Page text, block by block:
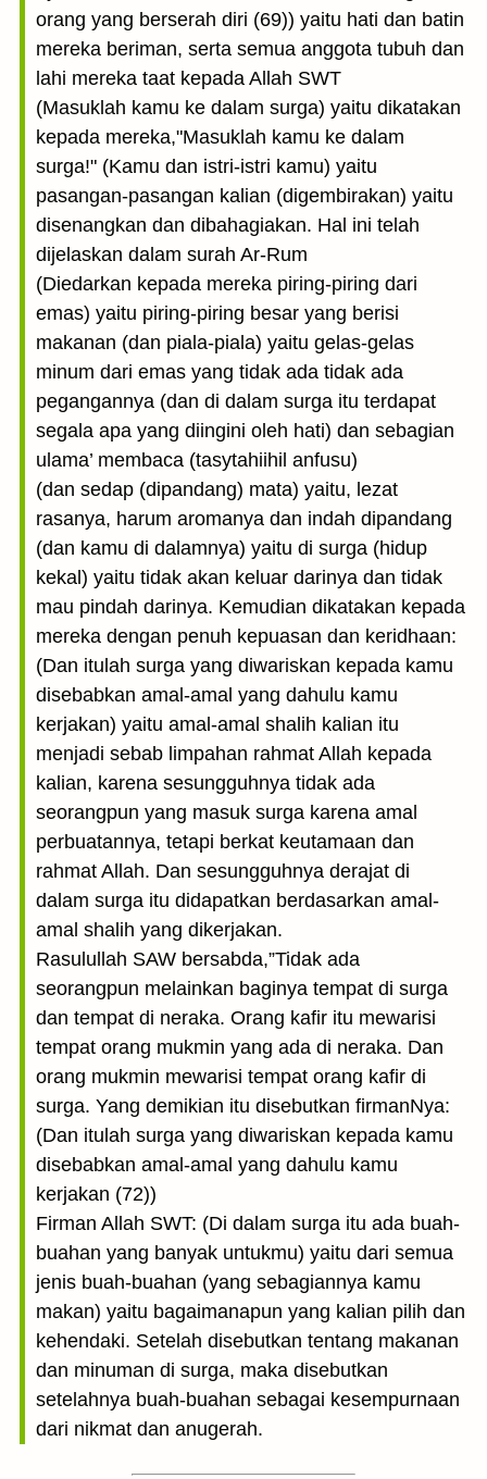
orang yang berserah diri (69)) yaitu hati dan batin
mereka beriman, serta semua anggota tubuh dan
lahi mereka taat kepada Allah SWT
(Masuklah kamu ke dalam surga) yaitu dikatakan
kepada mereka,"Masuklah kamu ke dalam
surga!" (Kamu dan istri-istri kamu) yaitu
pasangan-pasangan kalian (digembirakan) yaitu
disenangkan dan dibahagiakan. Hal ini telah
dijelaskan dalam surah Ar-Rum
(Diedarkan kepada mereka piring-piring dari
emas) yaitu piring-piring besar yang berisi
makanan (dan piala-piala) yaitu gelas-gelas
minum dari emas yang tidak ada tidak ada
pegangannya (dan di dalam surga itu terdapat
segala apa yang diingini oleh hati) dan sebagian
ulama’ membaca (tasytahiihil anfusu)
(dan sedap (dipandang) mata) yaitu, lezat
rasanya, harum aromanya dan indah dipandang
(dan kamu di dalamnya) yaitu di surga (hidup
kekal) yaitu tidak akan keluar darinya dan tidak
mau pindah darinya. Kemudian dikatakan kepada
mereka dengan penuh kepuasan dan keridhaan:
(Dan itulah surga yang diwariskan kepada kamu
disebabkan amal-amal yang dahulu kamu
kerjakan) yaitu amal-amal shalih kalian itu
menjadi sebab limpahan rahmat Allah kepada
kalian, karena sesungguhnya tidak ada
seorangpun yang masuk surga karena amal
perbuatannya, tetapi berkat keutamaan dan
rahmat Allah. Dan sesungguhnya derajat di
dalam surga itu didapatkan berdasarkan amal-
amal shalih yang dikerjakan.
Rasulullah SAW bersabda,”Tidak ada
seorangpun melainkan baginya tempat di surga
dan tempat di neraka. Orang kafir itu mewarisi
tempat orang mukmin yang ada di neraka. Dan
orang mukmin mewarisi tempat orang kafir di
surga. Yang demikian itu disebutkan firmanNya:
(Dan itulah surga yang diwariskan kepada kamu
disebabkan amal-amal yang dahulu kamu
kerjakan (72))
Firman Allah SWT: (Di dalam surga itu ada buah-
buahan yang banyak untukmu) yaitu dari semua
jenis buah-buahan (yang sebagiannya kamu
makan) yaitu bagaimanapun yang kalian pilih dan
kehendaki. Setelah disebutkan tentang makanan
dan minuman di surga, maka disebutkan
setelahnya buah-buahan sebagai kesempurnaan
dari nikmat dan anugerah.